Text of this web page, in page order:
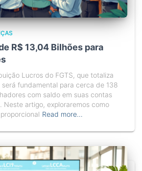
R$ 13,04 Bilhões para
Lucros do FGTS, que totaliza
será fundamental para cerca de 138
com saldo em suas contas
Neste artigo, exploraremos como
Read more…